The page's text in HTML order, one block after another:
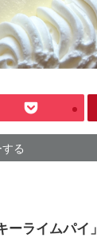
る
ーライムパイ」